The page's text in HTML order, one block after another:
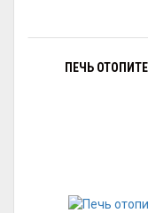
ПЕЧЬ